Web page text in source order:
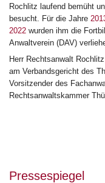
Rochlitz laufend bemüht
besucht. Für die Jahre
2022 wurden ihm die
Anwaltverein (DAV)
Herr Rechtsanwalt
am Verbandsgericht des
Vorsitzender des
Rechtsanwaltskammer
Pressespiegel